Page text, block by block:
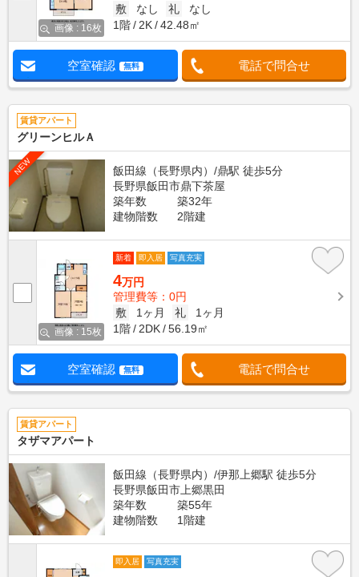
画像 : 16枚
敷
なし 礼
なし
1階
2K 42.48㎡
空室確認 無料 電話で問合せ
賃貸アパート
グリーンヒルＡ
NEW
飯田線（長野県内）/鼎駅 徒歩5分
長野県飯田市鼎下茶屋
築年数
築32年
建物階数
2階建
画像 : 15枚
新着 即入居 写真充実
4万円
管理費等：0円
敷
1ヶ月 礼
1ヶ月
1階
2DK 56.19㎡
空室確認 無料 電話で問合せ
賃貸アパート
タザマアパート
飯田線（長野県内）/伊那上郷駅 徒歩5分
長野県飯田市上郷黒田
築年数
築55年
建物階数
1階建
即入居 写真充実